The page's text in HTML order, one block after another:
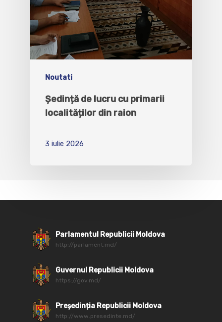
Noutati
Ședință de lucru cu primarii
localităților din raion
3 iulie 2026
Parlamentul Republicii Moldova
http://parlament.md/
Guvernul Republicii Moldova
https://gov.md/
Președinția Republicii Moldova
http://www.presedinte.md/